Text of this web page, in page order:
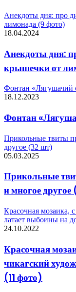
Анекдоты дня: про
лимонада (9 фото)
18.04.2024
Анекдоты дня:
крышечки от
Фонтан «Лягушачий
18.12.2023
Фонтан
Прикольные твиты
другое (32 шт)
05.03.2025
Прикольные
и многое
Красочная мозаика,
латает выбоины на
24.10.2022
Красочная
чикагский
(11 фото)